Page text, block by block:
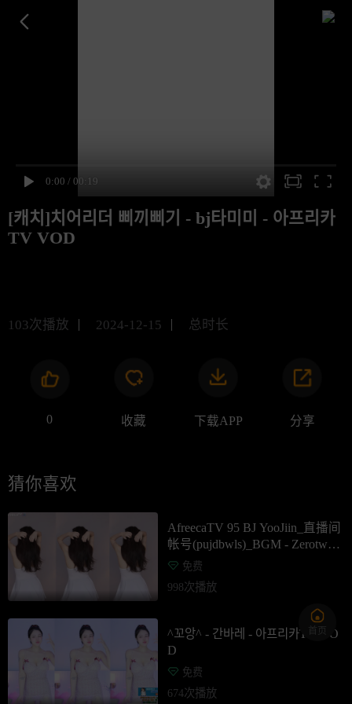
[캐치]치어리더 삐끼삐기 - bj타미미 - 아프리카
TV VOD
103次播放 2024-12-15 总时长
0 收藏 下载APP 分享
猜你喜欢
AfreecaTV 95 BJ YooJiin_直播间
帐号(pujdbwls)_BGM - Zerotwo -
아프리카TV VOD
免费
998次播放
^꼬앙^ - 간바레 - 아프리카TV VO
D
免费
674次播放
首页